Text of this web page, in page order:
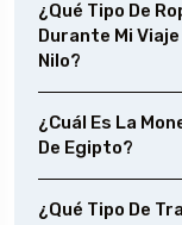
¿Qué Tipo De
Durante Mi
Nilo?
¿Cuál Es La
De Egipto?
¿Qué Tipo De